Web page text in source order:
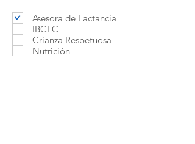
Asesora de Lactancia
IBCLC
Crianza Respetuosa
Nutrición